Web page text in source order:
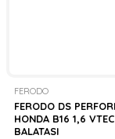
FERODO
FERODO DS
HONDA B16 1,6
BALATASI